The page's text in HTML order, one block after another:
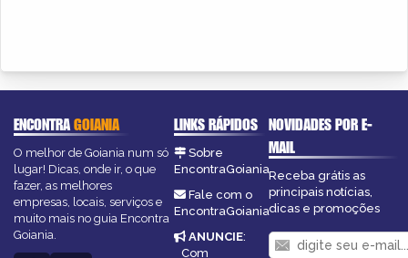
ENCONTRAGOIANIA
O melhor de Goiania num só
lugar! Dicas, onde ir, o que
fazer, as melhores
empresas, locais, serviços e
muito mais no guia Encontra
Goiania.
LINKS RÁPIDOS
Sobre
EncontraGoiania
Fale com o
EncontraGoiania
ANUNCIE:
Com
NOVIDADES POR E-
MAIL
Receba grátis as
principais notícias,
dicas e promoções